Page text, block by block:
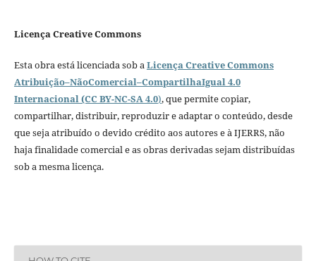
Licença Creative Commons
Esta obra está licenciada sob aLicença Creative Commons
Atribuição–NãoComercial–CompartilhaIgual 4.0
Internacional (CC BY-NC-SA 4.0), que permite copiar,
compartilhar, distribuir, reproduzir e adaptar o conteúdo, desde
que seja atribuído o devido crédito aos autores e à IJERRS, não
haja finalidade comercial e as obras derivadas sejam distribuídas
sob a mesma licença.